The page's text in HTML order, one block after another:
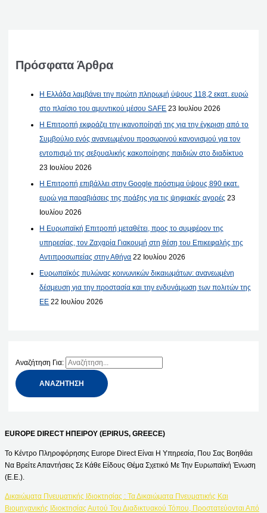
Πρόσφατα Άρθρα
Η Ελλάδα λαμβάνει την πρώτη πληρωμή ύψους 118,2 εκατ. ευρώ
στο πλαίσιο του αμυντικού μέσου SAFE 23 Ιουλίου 2026
Η Επιτροπή εκφράζει την ικανοποίησή της για την έγκριση από το
Συμβούλιο ενός ανανεωμένου προσωρινού κανονισμού για τον
εντοπισμό της σεξουαλικής κακοποίησης παιδιών στο διαδίκτυο
23 Ιουλίου 2026
Η Επιτροπή επιβάλλει στην Google πρόστιμα ύψους 890 εκατ.
ευρώ για παραβιάσεις της πράξης για τις ψηφιακές αγορές 23
Ιουλίου 2026
Η Ευρωπαϊκή Επιτροπή μεταθέτει, προς το συμφέρον της
υπηρεσίας, τον Ζαχαρία Γιακουμή στη θέση του Επικεφαλής της
Αντιπροσωπείας στην Αθήνα 22 Ιουλίου 2026
Ευρωπαϊκός πυλώνας κοινωνικών δικαιωμάτων: ανανεωμένη
δέσμευση για την προστασία και την ενδυνάμωση των πολιτών της
ΕΕ 22 Ιουλίου 2026
Αναζήτηση Για:
EUROPE DIRECT ΗΠΕΙΡΟΥ (EPIRUS, GREECE)
Το Κέντρο Πληροφόρησης Europe Direct Είναι Η Υπηρεσία, Που Σας Βοηθάει
Να Βρείτε Απαντήσεις Σε Κάθε Είδους Θέμα Σχετικό Με Την Ευρωπαϊκή Ένωση
(Ε.Ε.).
Δικαιώματα Πνευματικής Ιδιοκτησίας : Τα Δικαιώματα Πνευματικής Και
Βιομηχανικής Ιδιοκτησίας Αυτού Του Διαδικτυακού Τόπου, Προστατεύονται Από